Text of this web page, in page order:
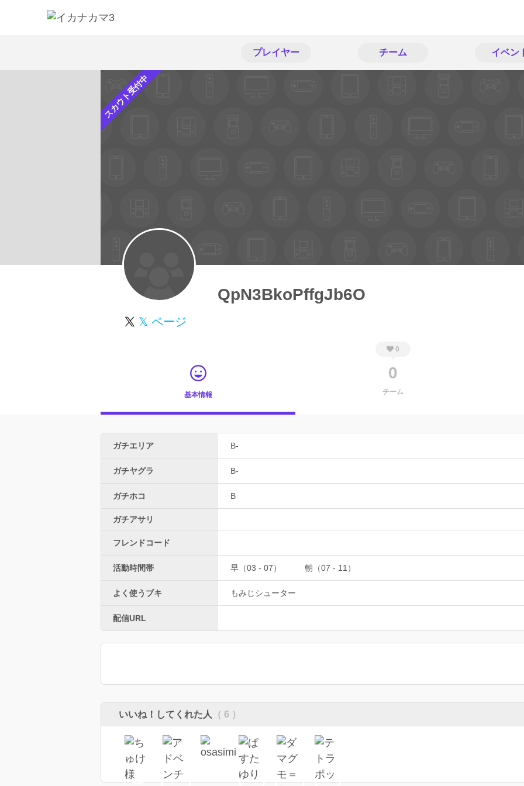
プレイヤー チーム イベン
スカウト受付中
QpN3BkoPffgJb6O
𝕏 ページ
基本情報
0
0
チーム
ガチエリア B-
ガチヤグラ B-
ガチホコ B
ガチアサリ
フレンドコード
活動時間帯 早（03 - 07） 朝（07 - 11）
よく使うブキ もみじシューター
配信URL
いいね！してくれた人 （ 6 ）